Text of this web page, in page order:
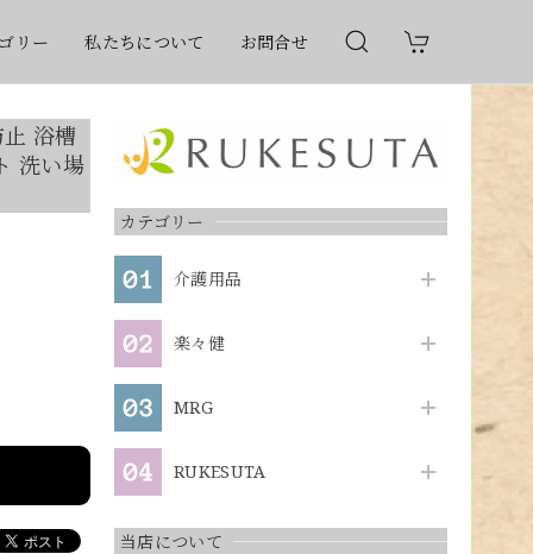
リー 私たちについて お問合せ
カテゴリー
介護用品
楽々健
MRG
RUKESUTA
当店について
浴槽
洗い場